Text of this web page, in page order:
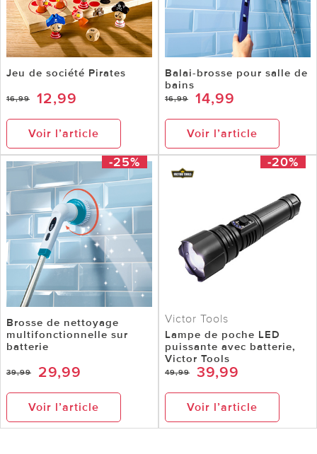
Jeu de société Pirates
16,99 12,99
Voir l’article
Balai-brosse pour salle de
bains
16,99 14,99
Voir l’article
-25%
Brosse de nettoyage
multifonctionnelle sur
batterie
39,99 29,99
Voir l’article
-20%
Victor Tools
Lampe de poche LED
puissante avec batterie,
Victor Tools
49,99 39,99
Voir l’article